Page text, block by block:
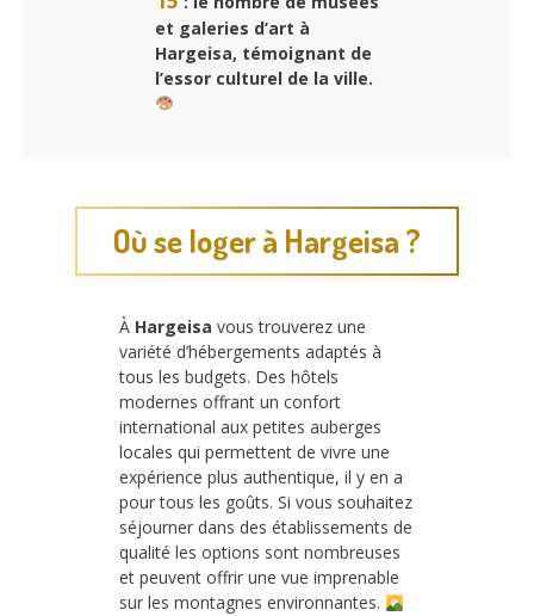
et galeries d’art à
Hargeisa, témoignant de
l’essor culturel de la ville.
Où se loger à Hargeisa ?
À Hargeisa vous trouverez une
variété d’hébergements adaptés à
tous les budgets. Des hôtels
modernes offrant un confort
international aux petites auberges
locales qui permettent de vivre une
expérience plus authentique, il y en a
pour tous les goûts. Si vous souhaitez
séjourner dans des établissements de
qualité les options sont nombreuses
et peuvent offrir une vue imprenable
sur les montagnes environnantes.